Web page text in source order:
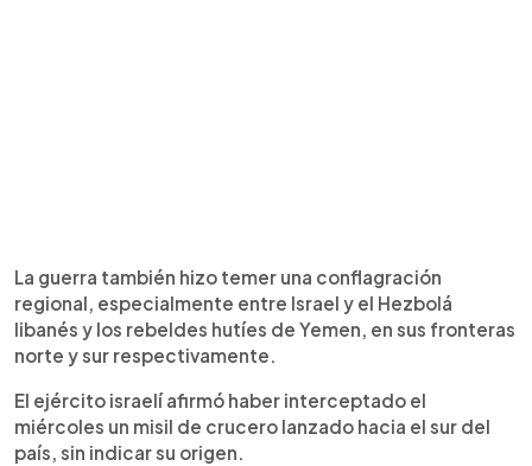
La guerra también hizo temer una conflagración
regional, especialmente entre Israel y el Hezbolá
libanés y los rebeldes hutíes de Yemen, en sus fronteras
norte y sur respectivamente.
El ejército israelí afirmó haber interceptado el
miércoles un misil de crucero lanzado hacia el sur del
país, sin indicar su origen.